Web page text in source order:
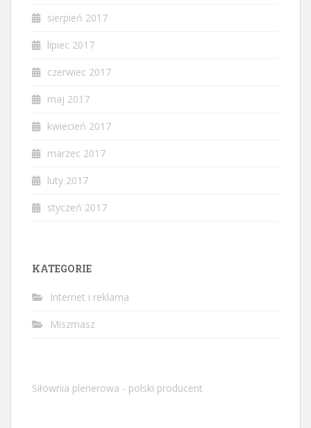
sierpień 2017
lipiec 2017
czerwiec 2017
maj 2017
kwiecień 2017
marzec 2017
luty 2017
styczeń 2017
KATEGORIE
Internet i reklama
Miszmasz
Siłownia plenerowa - polski producent